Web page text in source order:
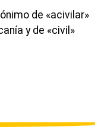
de «acivilar»
y de «civil»